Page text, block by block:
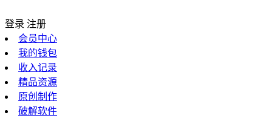
登录 注册
会员中心
我的钱包
收入记录
精品资源
原创制作
破解软件